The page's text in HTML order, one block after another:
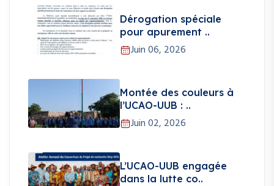
Dérogation spéciale
pour apurement ..
Juin 06, 2026
Montée des couleurs à
l’UCAO-UUB : ..
Juin 02, 2026
L’UCAO-UUB engagée
dans la lutte co..